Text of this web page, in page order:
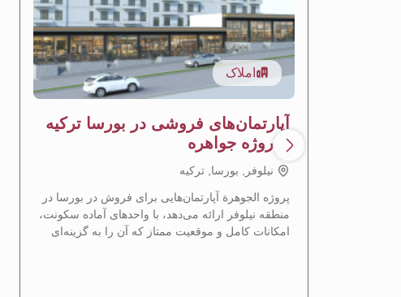
املاک
آپارتمان‌های فروشی در بورسا ترکیه
- پروژه جواهره
نيلوفر, بورسا, تركيه
پروژه الجوهرة آپارتمان‌هایی برای فروش در بورسا در
منطقه نیلوفر ارائه می‌دهد، با واحدهای آماده سکونت،
امکانات کامل و موقعیت ممتاز که آن را به گزینه‌ای